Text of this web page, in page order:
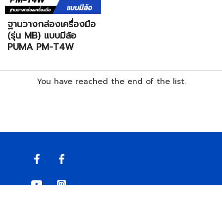
ฐานวางกล่องเครื่องมือ
(รุ่น MB) แบบมีล้อ
PUMA PM-T4W
You have reached the end of the list.